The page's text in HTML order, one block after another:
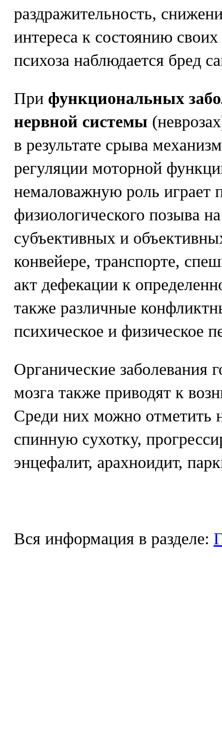
раздражительность,
интереса к состоянию
психоза наблюдается бред
При функциональных
нервной системы
в результате срыва
регуляции моторной
немаловажную роль играет
физиологического позыва
субъективных и
конвейере, транспорте,
акт дефекации к
также различные
психическое и физическое
Органические заболевания
мозга также приводят к
Среди них можно отметить
спинную сухотку,
энцефалит, арахноидит,
Вся информация в разделе: